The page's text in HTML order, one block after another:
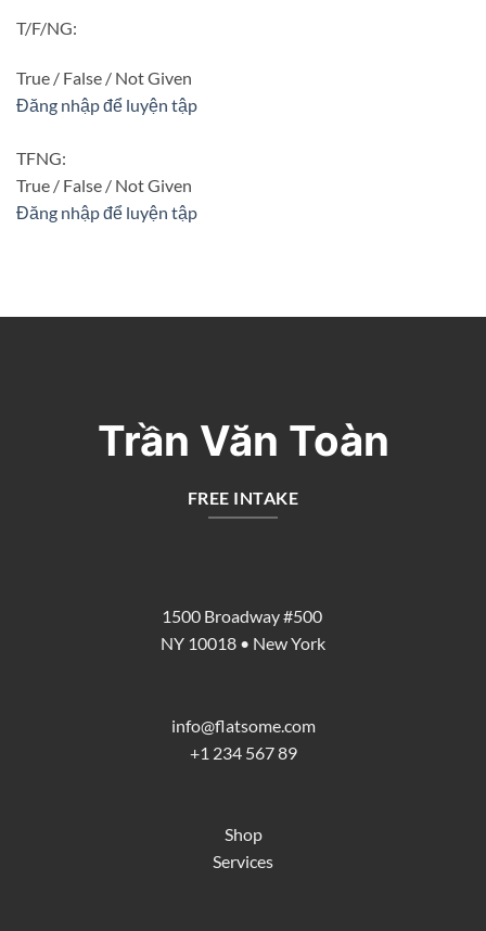
T/F/NG:
True / False / Not Given
Đăng nhập để luyện tập
TFNG:
True / False / Not Given
Đăng nhập để luyện tập
Trần Văn Toàn
FREE INTAKE
1500 Broadway #500
NY 10018 • New York
info@flatsome.com
+1 234 567 89
Shop
Services